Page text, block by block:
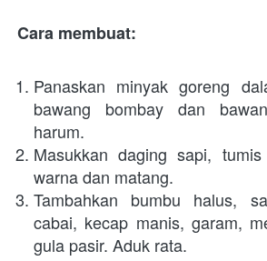
Cara membuat:
Panaskan minyak goreng
bawang bombay dan
harum.
Masukkan daging sapi,
warna dan matang.
Tambahkan bumbu halus,
cabai, kecap manis, garam,
gula pasir. Aduk rata.